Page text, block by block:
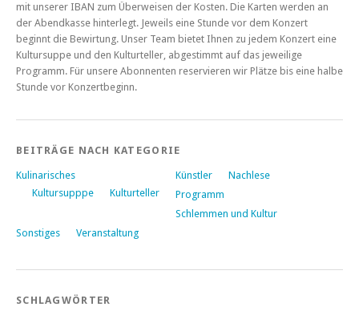
mit unserer IBAN zum Überweisen der Kosten. Die Karten werden an
der Abendkasse hinterlegt. Jeweils eine Stunde vor dem Konzert
beginnt die Bewirtung. Unser Team bietet Ihnen zu jedem Konzert eine
Kultursuppe und den Kulturteller, abgestimmt auf das jeweilige
Programm. Für unsere Abonnenten reservieren wir Plätze bis eine halbe
Stunde vor Konzertbeginn.
BEITRÄGE NACH KATEGORIE
Kulinarisches
Kultursupppe
Kulturteller
Künstler
Nachlese
Programm
Schlemmen und Kultur
Sonstiges
Veranstaltung
SCHLAGWÖRTER